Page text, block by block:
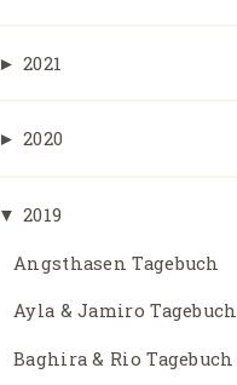
► 2021
► 2020
▼ 2019
Angsthasen Tagebuch
Ayla & Jamiro Tagebuch
Baghira & Rio Tagebuch